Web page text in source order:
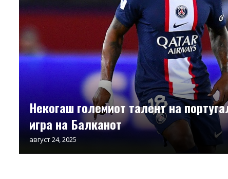
Некогаш големиот талент на
игра на Балканот
август 24, 2025